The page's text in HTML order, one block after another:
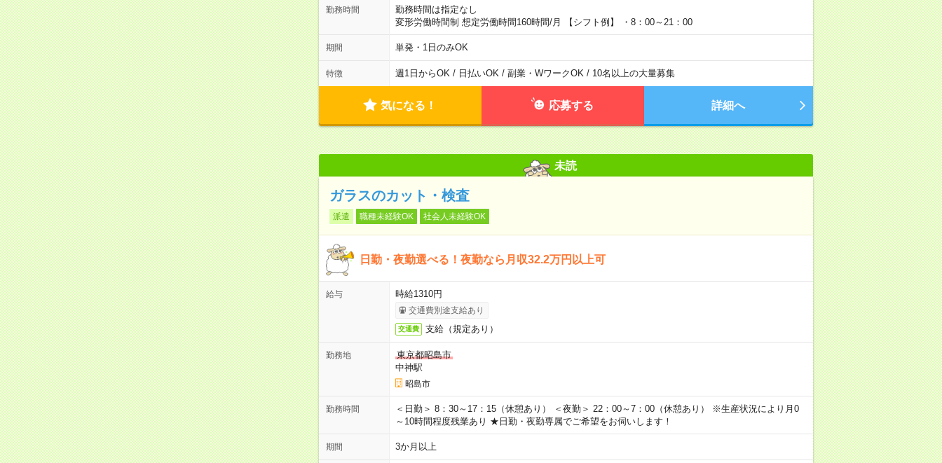
勤務時間
勤務時間は指定なし
変形労働時間制 想定労働時間160時間/月 【シフト例】 ・8：00～21：00
期間 単発・1日のみOK
特徴 週1日からOK / 日払いOK / 副業・WワークOK / 10名以上の大量募集
気になる！ 応募する 詳細へ
未読
ガラスのカット・検査
派遣 職種未経験OK 社会人未経験OK
日勤・夜勤選べる！夜勤なら月収32.2万円以上可
給与 時給1310円
交通費別途支給あり
交通費 支給（規定あり）
勤務地
東京都昭島市
中神駅
昭島市
勤務時間
＜日勤＞ 8：30～17：15（休憩あり） ＜夜勤＞ 22：00～7：00（休憩あり） ※生産状況により月0
～10時間程度残業あり ★日勤・夜勤専属でご希望をお伺いします！
期間 3か月以上